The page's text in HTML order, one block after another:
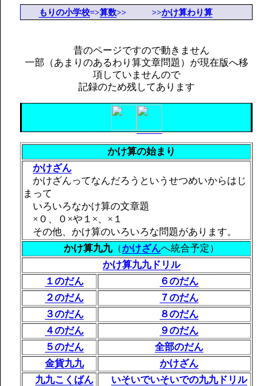
もりの小学校=>算数>> >>かけ算わり算
昔のページですので動きません
一部（あまりのあるわり算文章問題）が現在版へ移
項していませんので
記録のため残してあります
かけ算の始まり
かけざん
かけざんってなんだろうというせつめいからはじ
まって
いろいろなかけ算の文章題
×０、０×や１×、×１
その他、かけ算のいろいろな問題があります。
かけ算九九（かけざんへ統合予定）
かけ算九九ドリル
１のだん
６のだん
２のだん
７のだん
３のだん
８のだん
４のだん
９のだん
５のだん
全部のだん
金貨九九
かけざん
九九こくばん
いそいでいそいでの九九ドリル